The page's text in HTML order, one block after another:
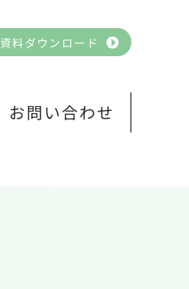
資料ダウンロード
お問い合わせ